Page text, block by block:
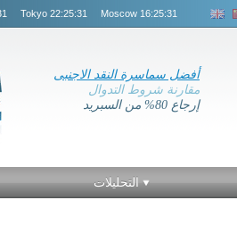
Tokyo 22:25:31 Moscow 16:25:31
أفضل سماسرة النقد الاجنبى
مقارنة شروط التدوال
إرجاع 80% من السبريد
التحليلات